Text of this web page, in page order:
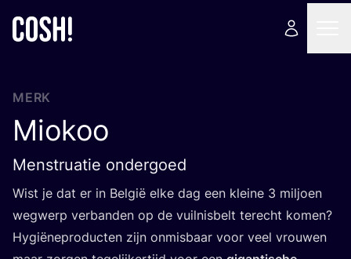
MERK
Miokoo
Menstruatie ondergoed
Wist je dat er in Bel­gië elke dag een klei­ne 3 mil­joen
weg­werp ver­ban­den op de vuil­nis­belt terecht komen?
Hygi­ë­ne­pro­duc­ten zijn onmis­baar voor veel vrou­wen